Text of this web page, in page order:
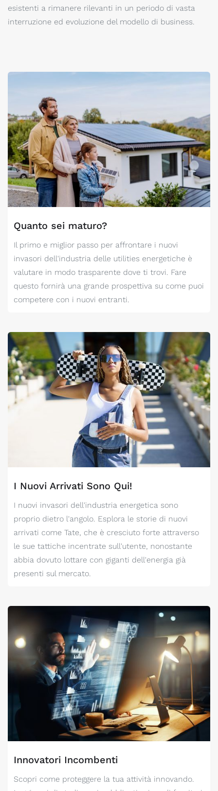
esistenti a rimanere rilevanti in un periodo di vasta
interruzione ed evoluzione del modello di business.
Quanto sei maturo?
Il primo e miglior passo per affrontare i nuovi
invasori dell'industria delle utilities energetiche è
valutare in modo trasparente dove ti trovi. Fare
questo fornirà una grande prospettiva su come puoi
competere con i nuovi entranti.
I Nuovi Arrivati Sono Qui!
I nuovi invasori dell'industria energetica sono
proprio dietro l'angolo. Esplora le storie di nuovi
arrivati come Tate, che è cresciuto forte attraverso
le sue tattiche incentrate sull'utente, nonostante
abbia dovuto lottare con giganti dell'energia già
presenti sul mercato.
Innovatori Incombenti
Scopri come proteggere la tua attività innovando.